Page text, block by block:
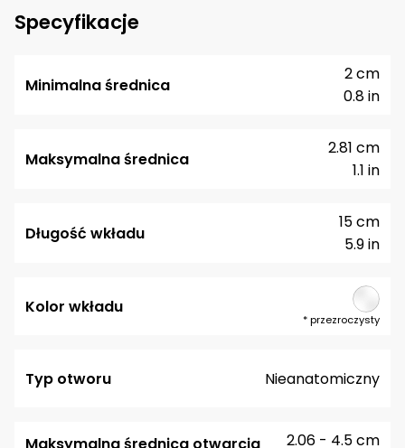
Specyfikacje
Minimalna średnica
0.8 in
2 cm
Maksymalna średnica
1.1 in
2.81 cm
Długość wkładu
5.9 in
15 cm
Kolor wkładu
*przezroczysty
Typ otworu Nieanatomiczny
Maksymalna średnica otwarcia 2.06 - 4.5 cm